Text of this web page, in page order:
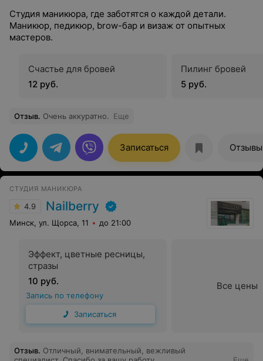
Студия маникюра, где заботятся о каждой детали.
Маникюр, педикюр, brow-бар и визаж от опытных
мастеров.
Счастье для бровей
12 руб.
Пилинг бровей
5 руб.
Отзыв. Очень аккуратно. Еще
Записаться Отзывы
СТУДИЯ МАНИКЮРА
4.9 Nailberry
Минск, ул. Щорса, 11 до 21:00
Эффект, цветные ресницы,
стразы
10 руб.
Запись по телефону
Записаться
Все цены
Отзыв. Отличный, внимательный, вежливый